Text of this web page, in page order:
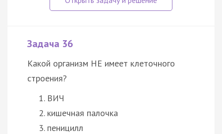
Задача 36
Какой организм НЕ имеет клеточного
строения?
ВИЧ
кишечная палочка
пеницилл